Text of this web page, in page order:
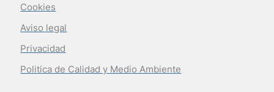
Cookies
Aviso legal
Privacidad
Politica de Calidad y Medio Ambiente